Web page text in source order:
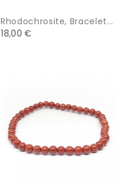
Rhodochrosite, Bracelet...
18,00 €